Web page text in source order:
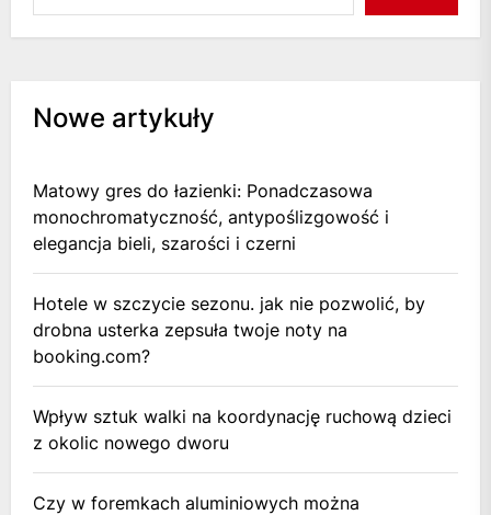
Nowe artykuły
Matowy gres do łazienki: Ponadczasowa
monochromatyczność, antypoślizgowość i
elegancja bieli, szarości i czerni
Hotele w szczycie sezonu. jak nie pozwolić, by
drobna usterka zepsuła twoje noty na
booking.com?
Wpływ sztuk walki na koordynację ruchową dzieci
z okolic nowego dworu
Czy w foremkach aluminiowych można